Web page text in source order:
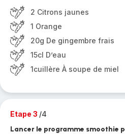
2 Citrons jaunes
1 Orange
20g De gingembre frais
15cl D’eau
1cuillère À soupe de miel
Etape 3 /4
Lancer le programme smoothie